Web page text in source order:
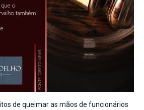
de queimar as mãos de funcionários